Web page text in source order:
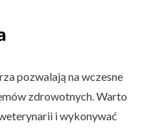
pozwalają na wczesne
zdrowotnych. Warto
i wykonywać